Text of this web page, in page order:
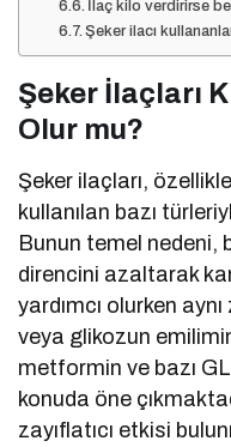
İlaç kilo verdirirse
Şeker ilacı
Şeker İlaçları
Olur mu?
Şeker ilaçları,
kullanılan bazı
Bunun temel nedeni,
direncini azaltarak
yardımcı olurken
veya glikozun
metformin ve bazı
konuda öne
zayıflatıcı etkisi